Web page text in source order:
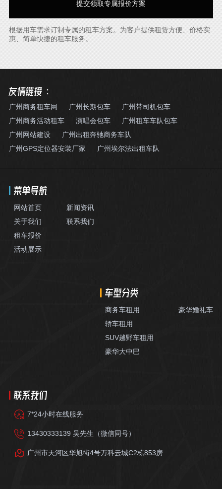
根据用车需求订制专属的租车方案。为客户提供租赁方便、价格实
惠、简单快捷的租车服务。
友情链接：
广州商务租车网 广州长期包车
广州带司机包车
广州商务活动租车
演唱会包车
广州租车车队包车
广州网站建设
广州出租奔驰商务车队
广州GPS定位器安装厂家
广州埃尔法出租车队
菜单导航
网站首页
关于我们
租车报价
活动展示
新闻资讯
联系我们
车型分类
商务车租用
轿车租用
SUV越野车租用
豪华大中巴
豪华婚礼车
联系我们
7*24小时在线服务
13430333139 吴先生（微信同号）
广州市天河区华旭街4号万科云城C2栋853房